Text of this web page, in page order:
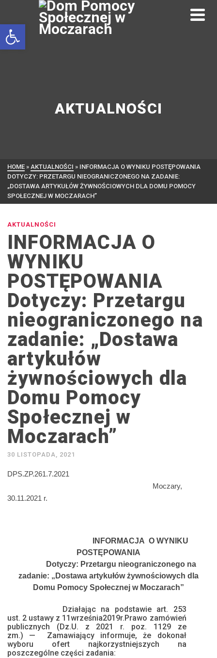
AKTUALNOŚCI
HOME » AKTUALNOŚCI » INFORMACJA O WYNIKU POSTĘPOWANIA
DOTYCZY: PRZETARGU NIEOGRANICZONEGO NA ZADANIE:
„DOSTAWA ARTYKUŁÓW ŻYWNOŚCIOWYCH DLA DOMU POMOCY
SPOŁECZNEJ W MOCZARACH”
AKTUALNOŚCI
INFORMACJA O
WYNIKU
POSTĘPOWANIA
Dotyczy: Przetargu
nieograniczonego na
zadanie: „Dostawa
artykułów
żywnościowych dla
Domu Pomocy
Społecznej w
Moczarach”
30 LISTOPADA, 2021
DPS.ZP.261.7.2021
Moczary,
30.11.2021 r.
INFORMACJA O WYNIKU
POSTĘPOWANIA
Dotyczy: Przetargu nieograniczonego na
zadanie: „Dostawa artykułów żywnościowych dla
Domu Pomocy Społecznej w Moczarach”
Działając na podstawie art. 253
ust. 2 ustawy z 11września2019r.Prawo zamówień
publicznych (Dz.U. z 2021 r. poz. 1129 ze
zm.) — Zamawiający informuje, że dokonał
wyboru ofert najkorzystniejszych na
poszczególne części zadania:
Otwórz pasek narzędzi